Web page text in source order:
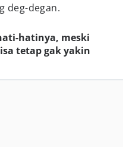
deg-degan.
hatinya, meski
tetap gak yakin